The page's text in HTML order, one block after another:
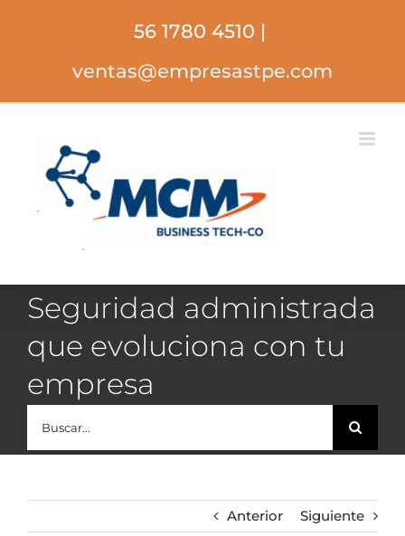
56 1780 4510 |
ventas@empresastpe.com
Seguridad administrada
que evoluciona con tu
empresa
Anterior Siguiente